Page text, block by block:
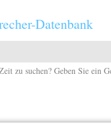
Datenbank
zu suchen? Geben Sie ein